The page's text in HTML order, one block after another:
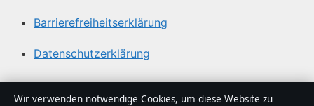
Barrierefreiheitserklärung
Datenschutzerklärung
Über Abendfokus in Kürze
Wir verwenden notwendige Cookies, um diese Website zu